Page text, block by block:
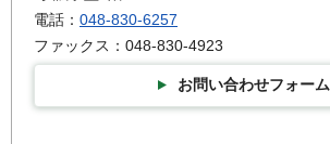
電話： 048-830-6257
ファックス：048-830-4923
お問い合わせフォーム